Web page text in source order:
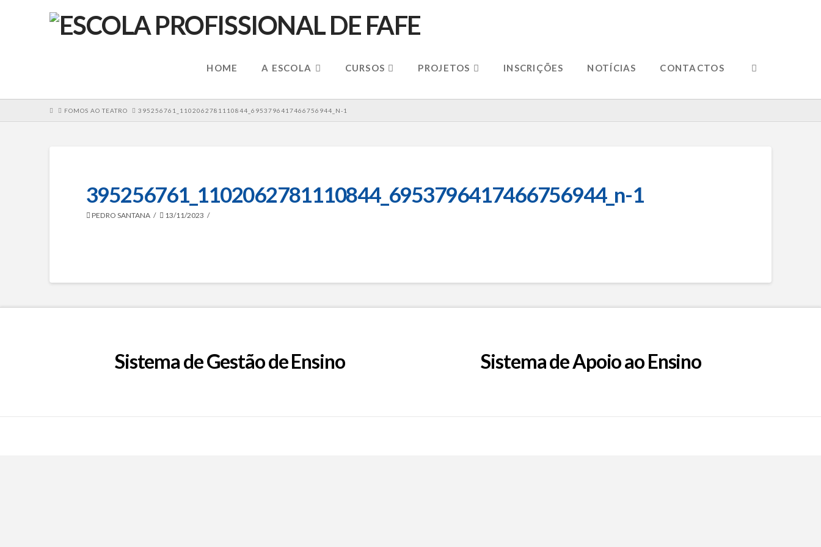
HOME A ESCOLA CURSOS PROJETOS INSCRIÇÕES NOTÍCIAS CONTACTOS
HOMEFOMOS AO TEATRO 395256761_1102062781110844_6953796417466756944_N-1
395256761_1102062781110844_6953796417466756944_n-1
PEDRO SANTANA 13/11/2023
Sistema de Gestão de Ensino Sistema de Apoio ao Ensino